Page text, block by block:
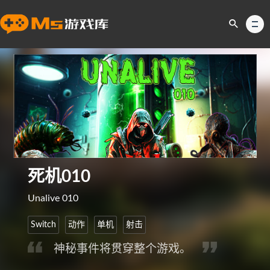
死机010
Unalive 010
Switch 动作 单机 射击
神秘事件将贯穿整个游戏。